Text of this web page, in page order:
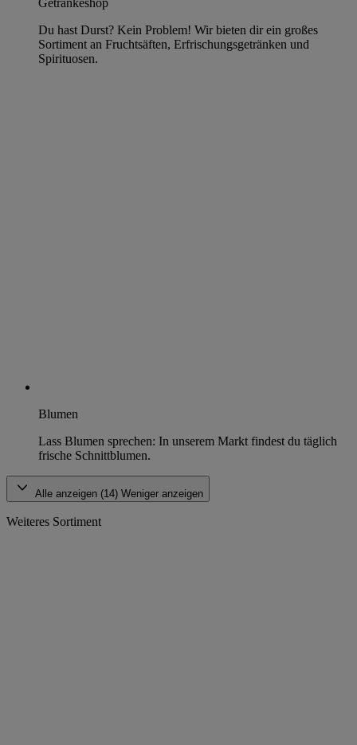
Getränkeshop
Du hast Durst? Kein Problem! Wir bieten dir ein großes
Sortiment an Fruchtsäften, Erfrischungsgetränken und
Spirituosen.
Blumen
Lass Blumen sprechen: In unserem Markt findest du täglich
frische Schnittblumen.
Alle anzeigen (14) Weniger anzeigen
Weiteres Sortiment